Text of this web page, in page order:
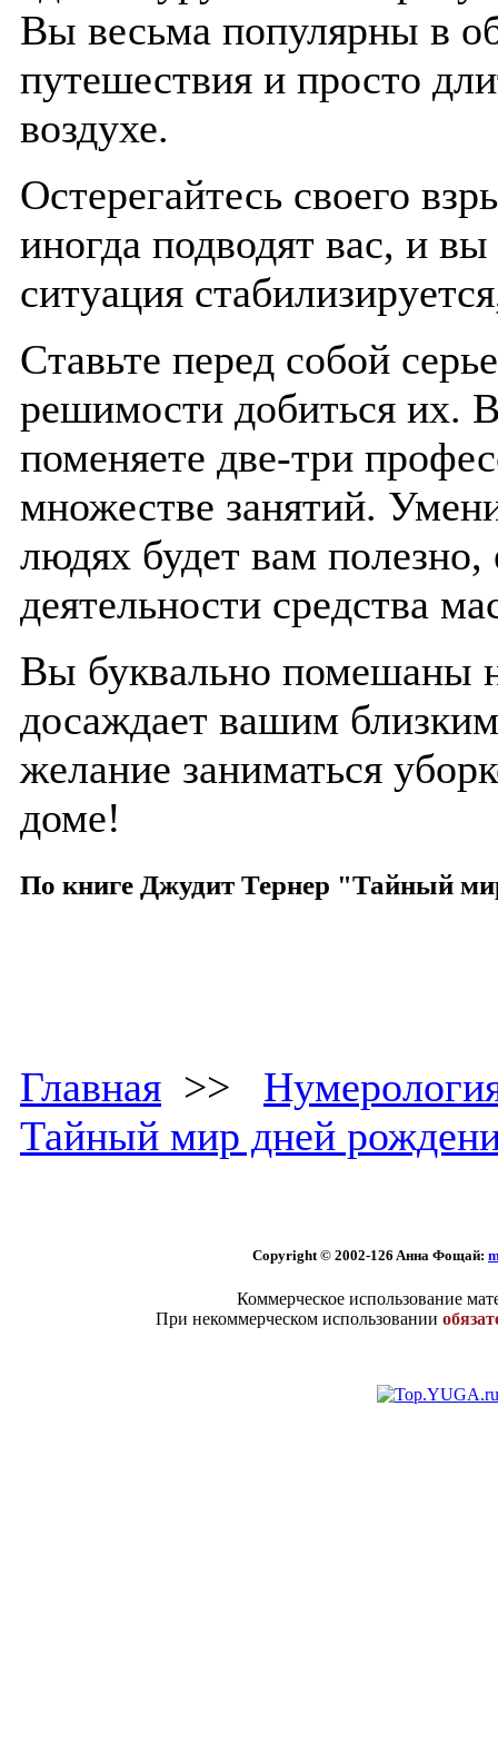
Вы весьма популярны в
путешествия и просто
воздухе.
Остерегайтесь своего
иногда подводят вас, и
ситуация
Ставьте перед собой
решимости добиться их.
поменяете две-три
множестве занятий.
людях будет вам
деятельности средства
Вы буквально помешаны
досаждает вашим
желание заниматься
доме!
По книге Джудит Тернер "Тайный
Главная >>
Тайный мир дней
Copyright © 2002-126 Aннa Фoщaй:
Коммерческое использование
При некоммерческом использовании